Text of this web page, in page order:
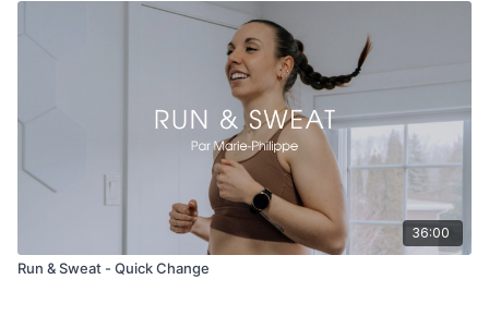
36:00
Run & Sweat - Quick Change